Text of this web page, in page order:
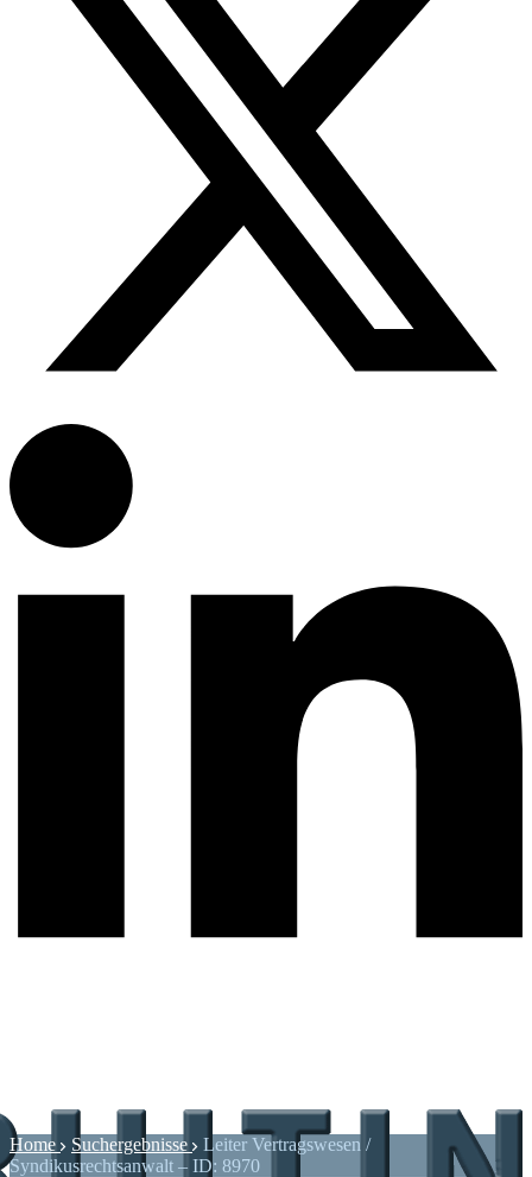
Home Suchergebnisse
Leiter Vertragswesen /
Syndikusrechtsanwalt – ID: 8970